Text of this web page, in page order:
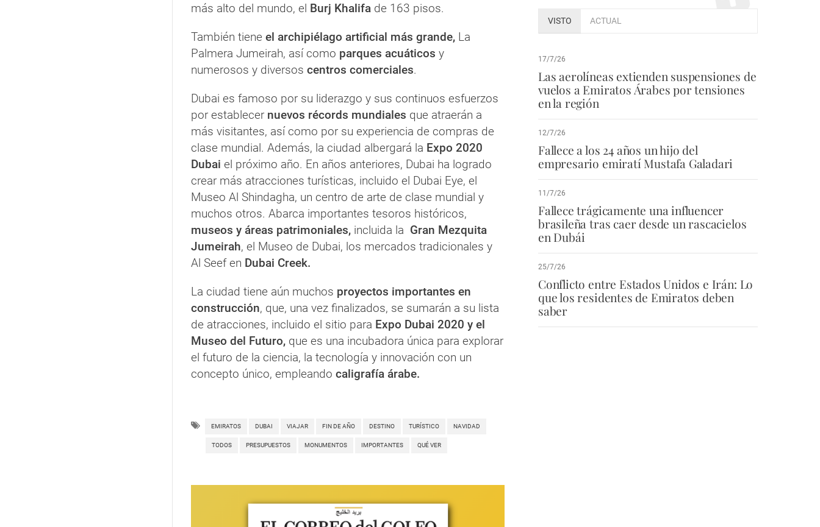
más alto del mundo, el Burj Khalifa de 163 pisos.
También tiene el archipiélago artificial más grande, La
Palmera Jumeirah, así como parques acuáticos y
numerosos y diversos centros comerciales.
Dubai es famoso por su liderazgo y sus continuos esfuerzos
por establecer nuevos récords mundiales que atraerán a
más visitantes, así como por su experiencia de compras de
clase mundial. Además, la ciudad albergará la Expo 2020
Dubai el próximo año. En años anteriores, Dubai ha logrado
crear más atracciones turísticas, incluido el Dubai Eye, el
Museo Al Shindagha, un centro de arte de clase mundial y
muchos otros. Abarca importantes tesoros históricos,
museos y áreas patrimoniales, incluida la Gran Mezquita
Jumeirah, el Museo de Dubai, los mercados tradicionales y
Al Seef en Dubai Creek.
La ciudad tiene aún muchos proyectos importantes en
construcción, que, una vez finalizados, se sumarán a su lista
de atracciones, incluido el sitio para Expo Dubai 2020 y el
Museo del Futuro, que es una incubadora única para explorar
el futuro de la ciencia, la tecnología y innovación con un
concepto único, empleando caligrafía árabe.
EMIRATOS DUBAI VIAJAR FIN DE AÑO DESTINO TURÍSTICO NAVIDAD
TODOS PRESUPUESTOS MONUMENTOS IMPORTANTES QUÉ VER
VISTO ACTUAL
17/7/26
Las aerolíneas extienden suspensiones de
vuelos a Emiratos Árabes por tensiones
en la región
12/7/26
Fallece a los 24 años un hijo del
empresario emiratí Mustafa Galadari
11/7/26
Fallece trágicamente una influencer
brasileña tras caer desde un rascacielos
en Dubái
25/7/26
Conflicto entre Estados Unidos e Irán: Lo
que los residentes de Emiratos deben
saber